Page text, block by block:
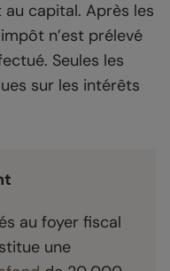
capital. Après les
n’est prélevé
Seules les
sur les intérêts
au foyer fiscal
une